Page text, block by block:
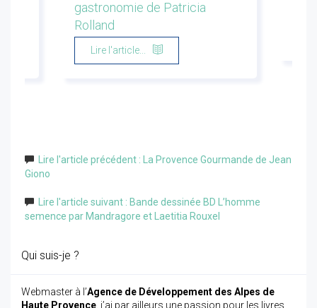
gastronomie de Patricia
Rolland
Lire l'article...
Lire l'article précédent : La Provence Gourmande de Jean
Giono
Lire l'article suivant : Bande dessinée BD L’homme
semence par Mandragore et Laetitia Rouxel
Qui suis-je ?
Webmaster à l’Agence de Développement des Alpes de
Haute Provence , j’ai par ailleurs une passion pour les livres